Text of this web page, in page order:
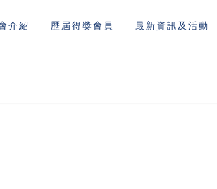
介紹 歷屆得獎會員 最新資訊及活動